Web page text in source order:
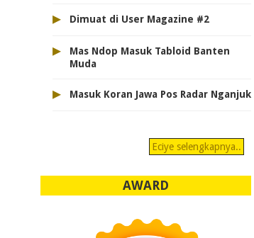
▸ Dimuat di User Magazine #2
▸
Mas Ndop Masuk Tabloid Banten
Muda
▸ Masuk Koran Jawa Pos Radar Nganjuk
Eciye selengkapnya..
AWARD